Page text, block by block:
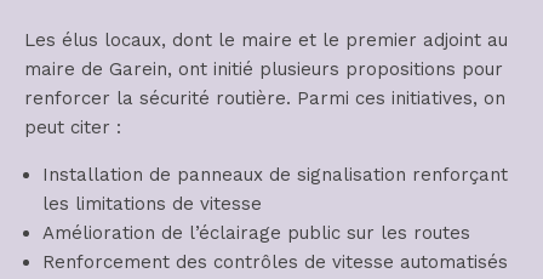
Les élus locaux, dont le maire et le premier adjoint au
maire de Garein, ont initié plusieurs propositions pour
renforcer la sécurité routière. Parmi ces initiatives, on
peut citer :
Installation de panneaux de signalisation renforçant
les limitations de vitesse
Amélioration de l’éclairage public sur les routes
Renforcement des contrôles de vitesse automatisés